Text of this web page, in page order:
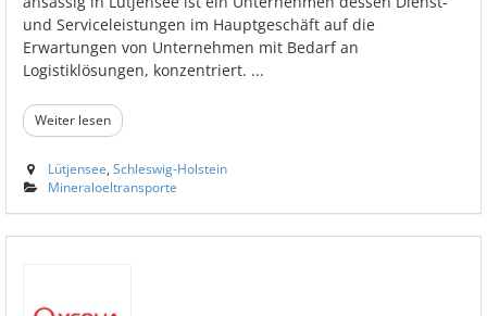
und Serviceleistungen im Hauptgeschäft auf die
Erwartungen von Unternehmen mit Bedarf an
Logistiklösungen, konzentriert. ...
Weiter lesen
Lütjensee Schleswig-Holstein
Mineraloeltransporte